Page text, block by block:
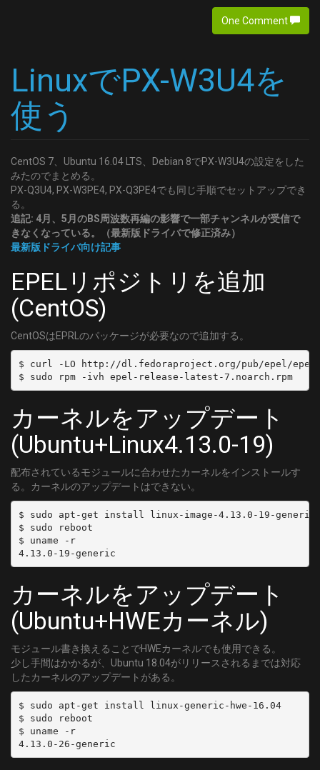
One Comment
LinuxでPX-W3U4を
使う
CentOS 7、Ubuntu 16.04 LTS、Debian 8でPX-W3U4の設定をした
みたのでまとめる。
PX-Q3U4, PX-W3PE4, PX-Q3PE4でも同じ手順でセットアップでき
る。
追記: 4月、5月のBS周波数再編の影響で一部チャンネルが受信で
きなくなっている。（最新版ドライバで修正済み）
最新版ドライバ向け記事
EPELリポジトリを追加
(CentOS)
CentOSはEPRLのパッケージが必要なので追加する。
$ curl -LO http://dl.fedoraproject.org/pub/epel/epel-
$ sudo rpm -ivh epel-release-latest-7.noarch.rpm
カーネルをアップデート
(Ubuntu+Linux4.13.0-19)
配布されているモジュールに合わせたカーネルをインストールす
る。カーネルのアップデートはできない。
$ sudo apt-get install linux-image-4.13.0-19-generic
$ sudo reboot
$ uname -r
カーネルをアップデート
(Ubuntu+HWEカーネル)
モジュール書き換えることでHWEカーネルでも使用できる。
少し手間はかかるが、Ubuntu 18.04がリリースされるまでは対応
したカーネルのアップデートがある。
$ sudo apt-get install linux-generic-hwe-16.04
$ sudo reboot
$ uname -r